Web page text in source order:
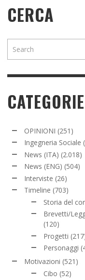
CERCA
CATEGORIE
OPINIONI (251)
Ingegneria Sociale
News (ITA) (2.018)
News (ENG) (504)
Interviste (26)
Timeline (703)
Storia del
Brevetti/
(120)
Progetti
Personaggi
Motivazioni (521)
Cibo (52)